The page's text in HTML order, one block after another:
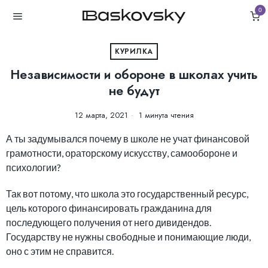
0
КУРИЛКА
Независимости и обороне в школах учить
не будут
12 марта, 2021 1 минута чтения
А ты задумывался почему в школе не учат финансовой
грамотности, ораторскому искусству, самообороне и
психологии?
Так вот потому, что школа это государственный ресурс,
цель которого финансировать гражданина для
последующего получения от него дивидендов.
Государству не нужны свободные и понимающие люди,
оно с этим не справится.